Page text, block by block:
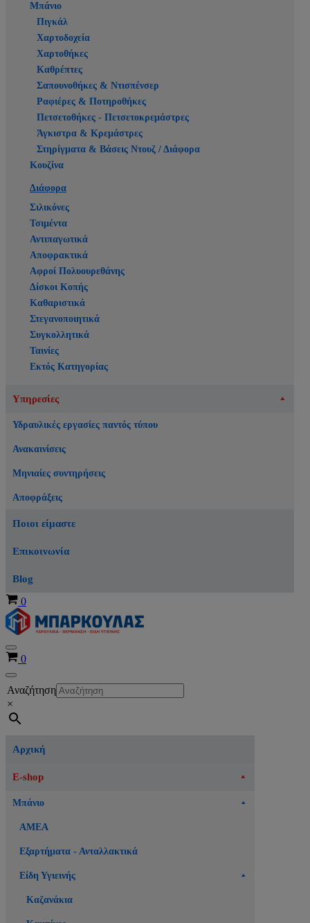
Μπάνιο
Πιγκάλ
Χαρτοδοχεία
Χαρτοθήκες
Καθρέπτες
Σαπουνοθήκες & Ντισπένσερ
Ραφιέρες & Ποτηροθήκες
Πετσετοθήκες - Πετσετοκρεμάστρες
Άγκιστρα & Κρεμάστρες
Στηρίγματα & Βάσεις Ντουζ / Διάφορα
Κουζίνα
Διάφορα
Σιλικόνες
Τσιμέντα
Αντιπαγωτικά
Αποφρακτικά
Αφροί Πολυουρεθάνης
Δίσκοι Κοπής
Καθαριστικά
Στεγανοποιητικά
Συγκολλητικά
Ταινίες
Εκτός Κατηγορίας
Υπηρεσίες
Υδραυλικές εργασίες παντός τύπου
Ανακαινίσεις
Μηνιαίες συντηρήσεις
Αποφράξεις
Ποιοι είμαστε
Επικοινωνία
Blog
Καλάθι
0
Μενού
πλοήγησης
Καλάθι
0
Μενού
πλοήγησης
Αναζήτηση
×
Αρχική
E-shop
Μπάνιο
ΑΜΕΑ
Εξαρτήματα - Ανταλλακτικά
Είδη Υγιεινής
Καζανάκια